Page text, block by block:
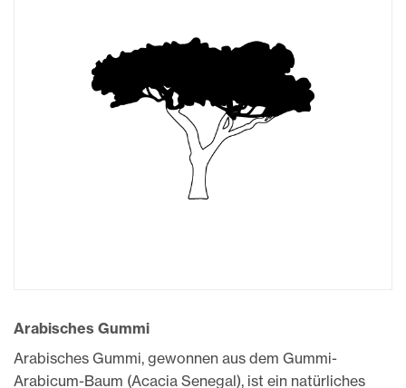
Arabisches Gummi
Arabisches Gummi, gewonnen aus dem Gummi-
Arabicum-Baum (Acacia Senegal), ist ein natürliches